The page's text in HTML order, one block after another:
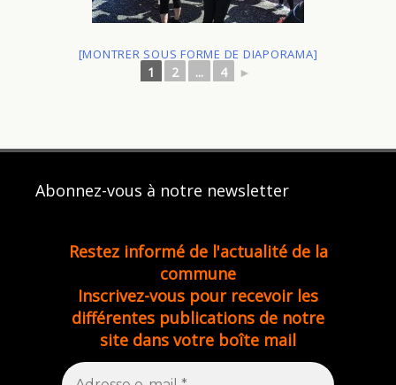
[MONTRER SOUS FORME DE DIAPORAMA]
1 2 ... 4 ►
Abonnez-vous à notre newsletter
Restez informé de l'actualité de la
commune
Inscrivez-vous pour recevoir les
différentes publications de notre
site dans votre boîte mail